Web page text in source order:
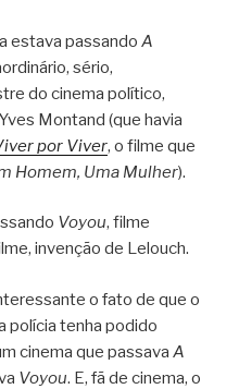
estava passando A
sério,
do cinema político,
Montand (que havia
por Viver, o filme que
Homem, Uma Mulher).
Voyou, filme
invenção de Lelouch.
o fato de que o
polícia tenha podido
cinema que passava A
Voyou. E, fã de cinema, o